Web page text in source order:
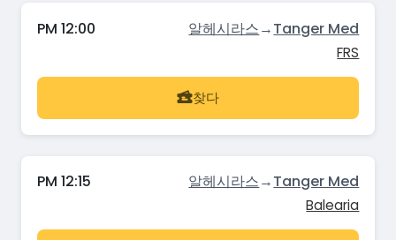
PM 12:00 알헤시라스→Tanger Med
FRS
찾다
PM 12:15 알헤시라스→Tanger Med
Balearia